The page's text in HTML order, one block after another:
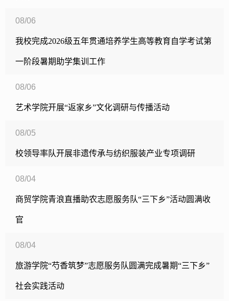
08/06
我校完成2026级五年贯通培养学生高等教育自学考试第
一阶段暑期助学集训工作
08/06
艺术学院开展“返家乡”文化调研与传播活动
08/05
校领导率队开展非遗传承与纺织服装产业专项调研
08/04
商贸学院青浪直播助农志愿服务队“三下乡”活动圆满收
官
08/04
旅游学院“芍香筑梦”志愿服务队圆满完成暑期“三下乡”
社会实践活动